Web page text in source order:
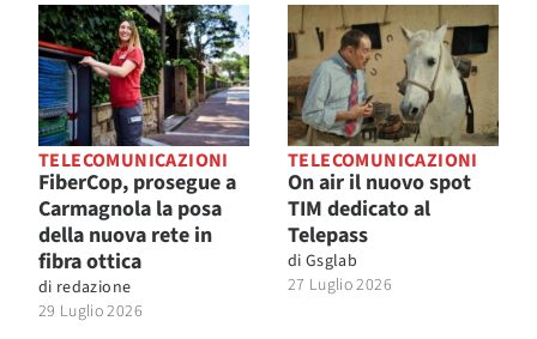
TELECOMUNICAZIONI
FiberCop, prosegue a
Carmagnola la posa
della nuova rete in
fibra ottica
di redazione
29 Luglio 2026
TELECOMUNICAZIONI
On air il nuovo spot
TIM dedicato al
Telepass
di Gsglab
27 Luglio 2026